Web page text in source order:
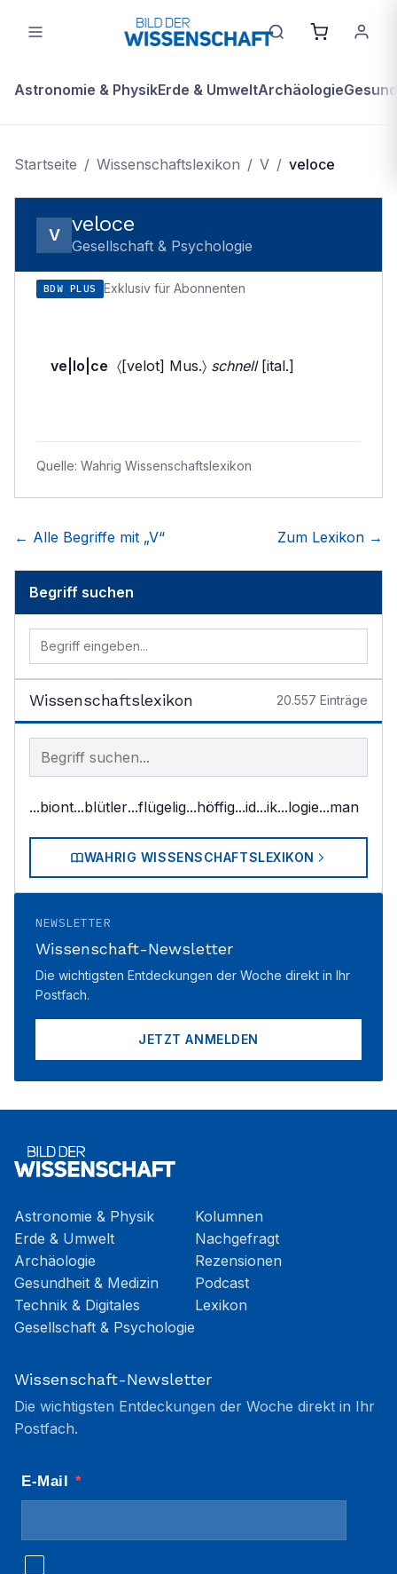
Astronomie & PhysikErde & UmweltArchäologie
Startseite / Wissenschaftslexikon / V / veloce
V veloce
Gesellschaft & Psychologie
BDW PLUS Exklusiv für Abonnenten
ve|lo|ce 〈[velot] Mus.〉 schnell[ital.]
Quelle: Wahrig Wissenschaftslexikon
← Alle Begriffe mit „V“ Zum Lexikon →
Begriff suchen
Wissenschaftslexikon 20.557 Einträge
Begriff im Lexikon suchen
...biont...blütler...flügelig...höffig...id...ik...logie...man
WAHRIG WISSENSCHAFTSLEXIKON
NEWSLETTER
Wissenschaft-Newsletter
Die wichtigsten Entdeckungen der Woche direkt in Ihr
Postfach.
JETZT ANMELDEN
Astronomie & Physik
Erde & Umwelt
Archäologie
Gesundheit & Medizin
Technik & Digitales
Gesellschaft & Psychologie
Kolumnen
Nachgefragt
Rezensionen
Podcast
Lexikon
Wissenschaft-Newsletter
Die wichtigsten Entdeckungen der Woche direkt in Ihr
Postfach.